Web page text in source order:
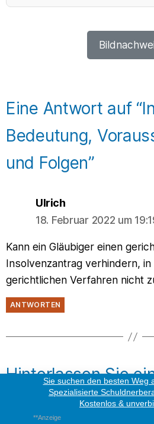
Eine Antwort auf
Bedeutung,
und Folgen”
Ulrichsays:
18. Februar 2022 um
Kann ein Gläubiger einen
Insolvenzantrag verhindern,
gerichtlichen Verfahren nicht
ANTWORTEN
Hinterlassen Sie
Kommentar
Sie suchen den besten Weg
Spezialisierte
Kostenlos &
**Anzeige